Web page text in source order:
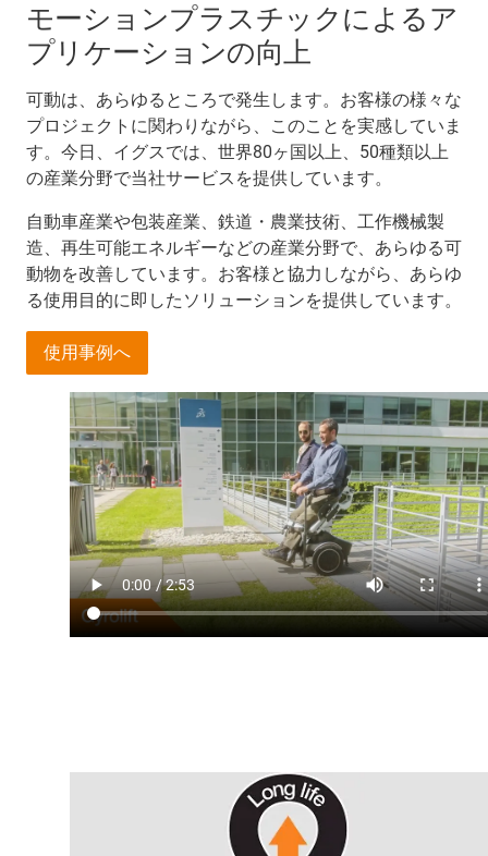
モーションプラスチックによるア
プリケーションの向上
可動は、あらゆるところで発生します。お客様の様々な
プロジェクトに関わりながら、このことを実感していま
す。今日、イグスでは、世界80ヶ国以上、50種類以上
の産業分野で当社サービスを提供しています。
自動車産業や包装産業、鉄道・農業技術、工作機械製
造、再生可能エネルギーなどの産業分野で、あらゆる可
動物を改善しています。お客様と協力しながら、あらゆ
る使用目的に即したソリューションを提供しています。
使用事例へ